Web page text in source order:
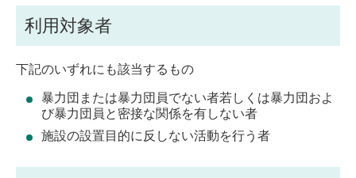
利用対象者
下記のいずれにも該当するもの
暴力団または暴力団員でない者若しくは暴力団およ
び暴力団員と密接な関係を有しない者
施設の設置目的に反しない活動を行う者